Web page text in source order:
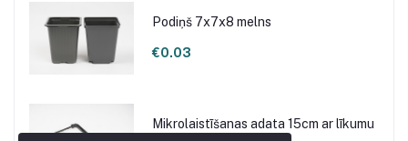
Podiņš 7x7x8 melns
€0.03
Mikrolaistīšanas adata 15cm ar līkumu